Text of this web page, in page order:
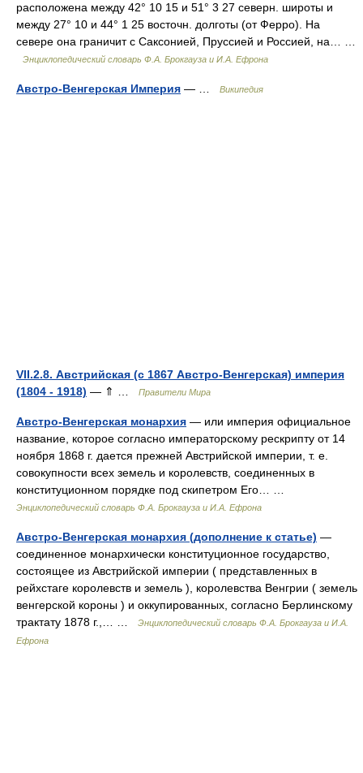
расположена между 42° 10 15 и 51° 3 27 северн. широты и
между 27° 10 и 44° 1 25 восточн. долготы (от Ферро). На
севере она граничит с Саксонией, Пруссией и Россией, на… …
Энциклопедический словарь Ф.А. Брокгауза и И.А. Ефрона
Австро-Венгерская Империя — … Википедия
VII.2.8. Австрийская (с 1867 Австро-Венгерская) империя
(1804 - 1918) — ⇑ … Правители Мира
Австро-Венгерская монархия — или империя официальное
название, которое согласно императорскому рескрипту от 14
ноября 1868 г. дается прежней Австрийской империи, т. е.
совокупности всех земель и королевств, соединенных в
конституционном порядке под скипетром Его… …
Энциклопедический словарь Ф.А. Брокгауза и И.А. Ефрона
Австро-Венгерская монархия (дополнение к статье) —
соединенное монархически конституционное государство,
состоящее из Австрийской империи ( представленных в
рейхстаге королевств и земель ), королевства Венгрии ( земель
венгерской короны ) и оккупированных, согласно Берлинскому
трактату 1878 г.,… …
Энциклопедический словарь Ф.А. Брокгауза и И.А.
Ефрона